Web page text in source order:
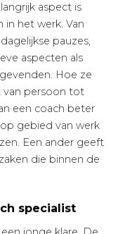
aspect is
het werk. Van
pauzes,
aspecten als
Hoe ze
van persoon tot
een coach beter
gebied van werk
Een ander geeft
die binnen de
specialist